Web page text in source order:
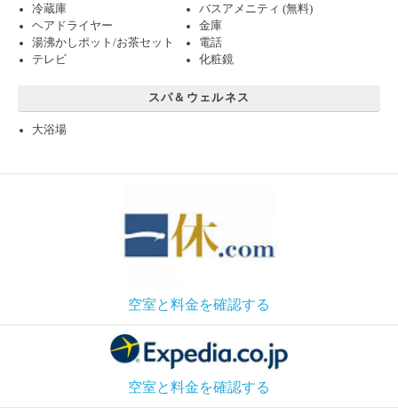
冷蔵庫
バスアメニティ (無料)
ヘアドライヤー
金庫
湯沸かしポット/お茶セット
電話
テレビ
化粧鏡
スパ＆ウェルネス
大浴場
空室と料金を確認する
空室と料金を確認する